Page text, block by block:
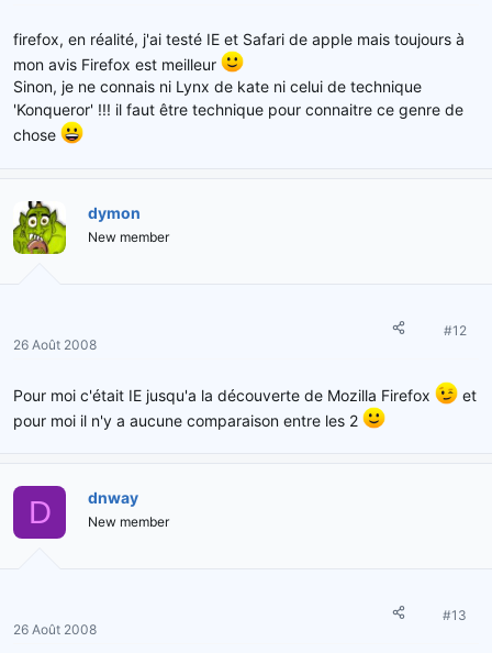
firefox, en réalité, j'ai testé IE et Safari de apple mais toujours à
mon avis Firefox est meilleur
Sinon, je ne connais ni Lynx de kate ni celui de technique
'Konqueror' !!! il faut être technique pour connaitre ce genre de
chose
dymon
New member
26 Août 2008
#12
Pour moi c'était IE jusqu'a la découverte de Mozilla Firefox
et
pour moi il n'y a aucune comparaison entre les 2
D dnway
New member
26 Août 2008
#13